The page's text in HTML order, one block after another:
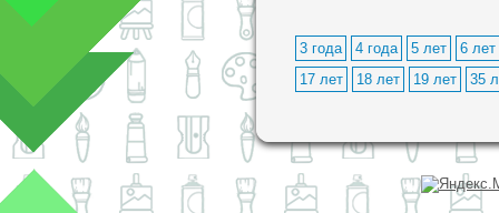
3 года 4 года 5 лет
6 лет
17 лет
18 лет 19 лет 35